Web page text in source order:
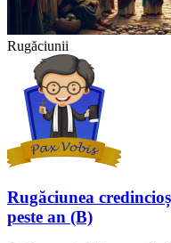
Rugăciunii
Rugăciunea
peste an (B)